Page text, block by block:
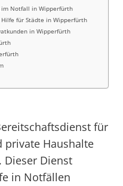
Notfall in Wipperfürth
für Städte in Wipperfürth
in Wipperfürth
für
private Haushalte
Dieser Dienst
in Notfällen